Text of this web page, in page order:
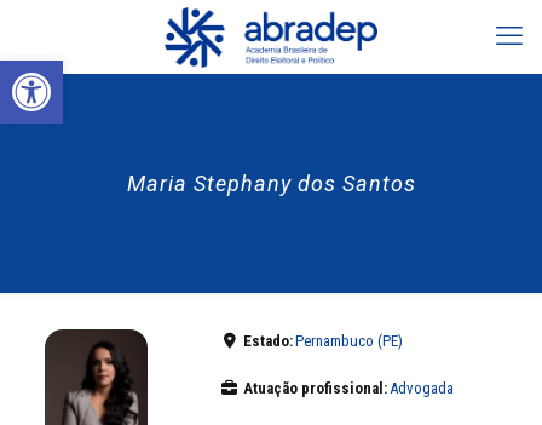
Abrir a barra de ferramentas
Maria Stephany dos Santos
Estado:Pernambuco (PE)
Atuação profissional:Advogada